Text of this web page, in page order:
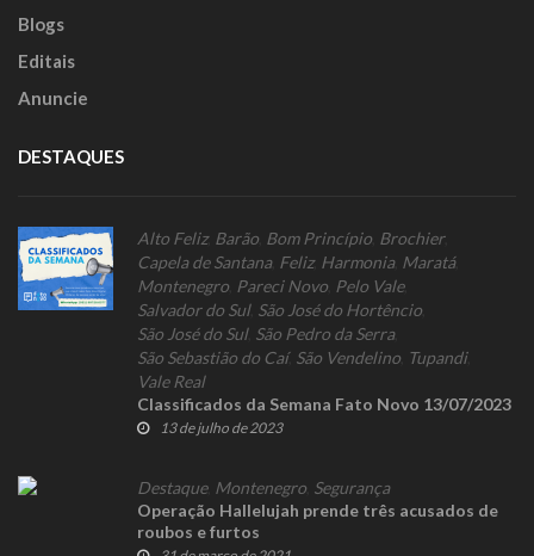
Blogs
Editais
Anuncie
DESTAQUES
Alto Feliz, Barão Bom Princípio Brochier,
Capela de Santana, Feliz, Harmonia, Maratá,
Montenegro Pareci Novo Pelo Vale,
Salvador do Sul, São José do Hortêncio
São José do Sul, São Pedro da Serra,
São Sebastião do Caí, São Vendelino Tupandi,
Vale Real
Classificados da Semana Fato Novo 13/07/2023
13 de julho de 2023
Destaque, Montenegro Segurança
Operação Hallelujah prende três acusados de
roubos e furtos